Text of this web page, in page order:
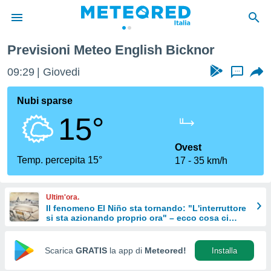
di
per
le
di
Web
Previsioni Meteo English Bicknor
09:29 Giovedi ...
Nubi sparse
15°
Temp. percepita 15°
Ovest
17
35 km/h
Ultim'ora.
Il fenomeno El Niño sta tornando: "L'interruttore
si sta azionando proprio ora" – ecco cosa ci
Scarica GRATIS la app di Meteored! Installa